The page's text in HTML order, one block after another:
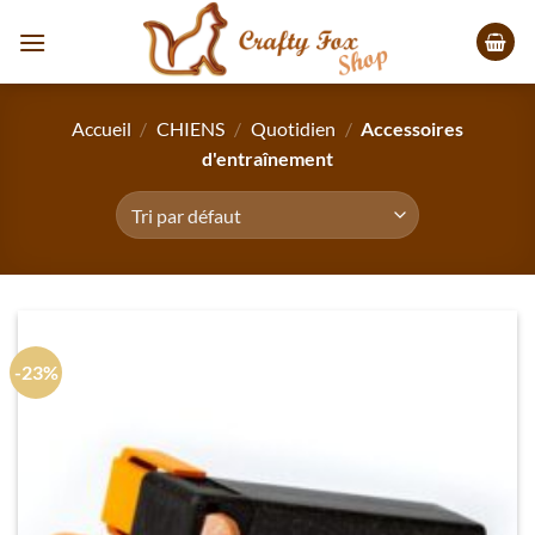
Accueil / CHIENS / Quotidien / Accessoires
d'entraînement
-23%